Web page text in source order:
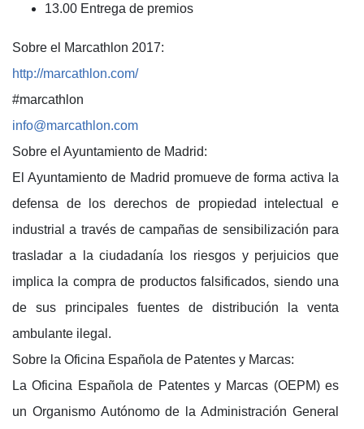
13.00 Entrega de premios
Sobre el Marcathlon 2017:
http://marcathlon.com/
#marcathlon
info@marcathlon.com
Sobre el Ayuntamiento de Madrid:
El Ayuntamiento de Madrid promueve de forma activa la
defensa de los derechos de propiedad intelectual e
industrial a través de campañas de sensibilización para
trasladar a la ciudadanía los riesgos y perjuicios que
implica la compra de productos falsificados, siendo una
de sus principales fuentes de distribución la venta
ambulante ilegal.
Sobre la Oficina Española de Patentes y Marcas:
La Oficina Española de Patentes y Marcas (OEPM) es
un Organismo Autónomo de la Administración General